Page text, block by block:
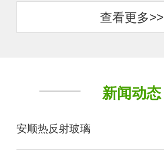
查看更多>>
新闻动态
安顺热反射玻璃